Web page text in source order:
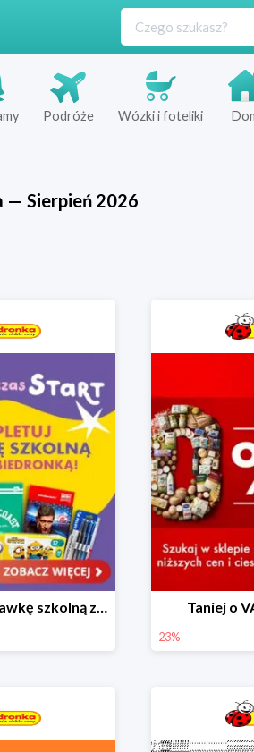
Podróże Wózki i foteliki
— Sierpień 2026
Skompletuj wyprawkę szkolną z Biedronką od 4,99 zł Taniej o
23%